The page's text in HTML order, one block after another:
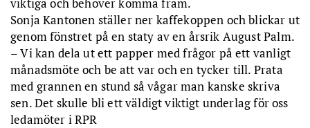
Sonja Kantonen ställer ner kaffekoppen och blickar ut
genom fönstret på en staty av en årsrik August Palm.
– Vi kan dela ut ett papper med frågor på ett vanligt
månadsmöte och be att var och en tycker till. Prata
med grannen en stund så vågar man kanske skriva
sen. Det skulle bli ett väldigt viktigt underlag för oss
ledamöter i RPR